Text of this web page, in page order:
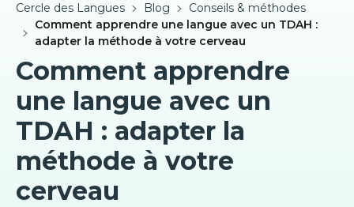
Cercle des Langues Blog
Conseils & méthodes
Comment apprendre une langue avec un TDAH :
adapter la méthode à votre cerveau
Comment apprendre
une langue avec un
TDAH : adapter la
méthode à votre
cerveau